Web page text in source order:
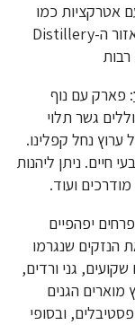
אטרקציות כמו
מגדל CN (הבניין השני בגובהו בעולם), אזור ה-Distillery
: פארק עם נוף
גשר תלוי
79 מטר מעל ערוץ נחל קפלינו.
חיים. ניתן ליהנות
ועוד.
יפהפיים
הנזקים שנגרמו
גני ורדים,
מוארים הגנים
ובסופי